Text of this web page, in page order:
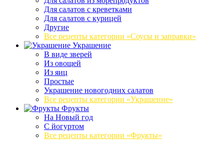
Для салатов с креветками
Для салатов с курицей
Другие
Все рецепты категории «Соусы и заправки»
Украшение
В виде зверей
Из овощей
Из яиц
Простые
Украшение новогодних салатов
Все рецепты категории «Украшение»
Фрукты
На Новый год
С йогуртом
Все рецепты категории «Фрукты»